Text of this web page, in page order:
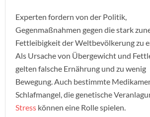
Experten fordern von der Politik,
Gegenmaßnahmen gegen die stark
Fettleibigkeit der Weltbevölkerung zu
Als Ursache von Übergewicht und
gelten falsche Ernährung und zu wenig
Bewegung. Auch bestimmte
Schlafmangel, die genetische
Stress können eine Rolle spielen.